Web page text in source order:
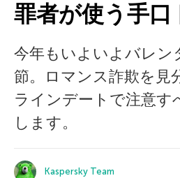
罪者が使う手口
今年もいよいよバレン
節。ロマンス詐欺を見
ラインデートで注意す
します。
Kaspersky Team